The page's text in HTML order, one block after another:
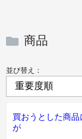
商品
並び替え：
買おうとした商
が